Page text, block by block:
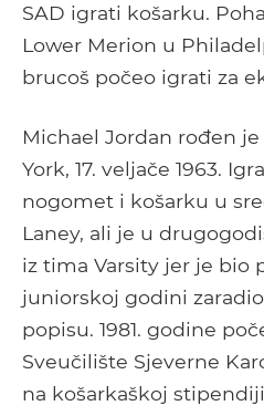
SAD igrati košarku.
Lower Merion u
brucoš počeo igrati za
Michael Jordan rođen
York, 17. veljače 1963.
nogomet i košarku u
Laney, ali je u
iz tima Varsity jer je bio
juniorskoj godini
popisu. 1981. godine
Sveučilište Sjeverne
na košarkaškoj